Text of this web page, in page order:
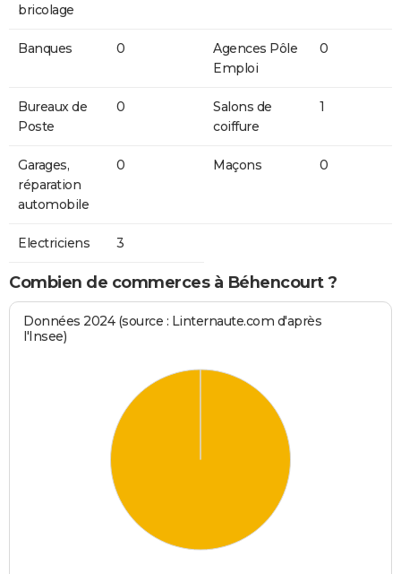
bricolage
Banques 0
Agences Pôle
Emploi
0
Bureaux de
Poste
0
Salons de
coiffure
1
Garages,
réparation
automobile
0 Maçons 0
Electriciens 3
Combien de commerces à Béhencourt ?
Données 2024 (source : Linternaute.com d'après
l'Insee)